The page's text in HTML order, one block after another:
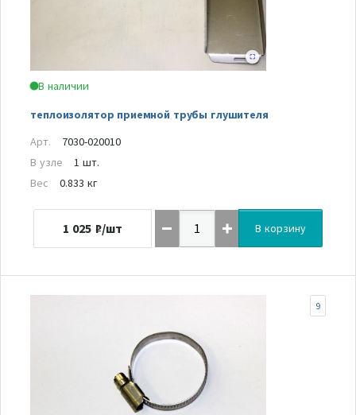
В наличии
теплоизолятор приемной трубы глушителя
Арт.
7030-020010
В узле
1 шт.
Вес
0.833 кг
1 025 ₽/шт В корзину
9